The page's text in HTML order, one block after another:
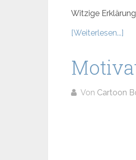
Witzige
[Weiterlesen...]
Von Cartoon